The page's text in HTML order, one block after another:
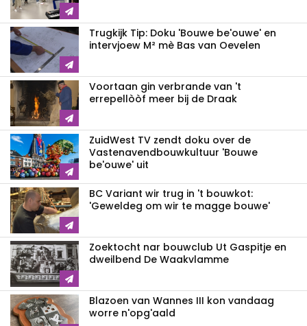
Trugkijk Tip: Doku 'Bouwe be'ouwe' en
intervjoew M² mè Bas van Oevelen
Voortaan gin verbrande van 't
errepellòòf meer bij de Draak
ZuidWest TV zendt doku over de
Vastenavend­bouwkultuur 'Bouwe
be'ouwe' uit
BC Variant wir trug in 't bouwkot:
'Geweldeg om wir te magge bouwe'
Zoektocht nar bouwclub Ut Gaspitje en
dweilbend De Waakvlamme
Blazoen van Wannes III kon vandaag
worre n'opg'aald